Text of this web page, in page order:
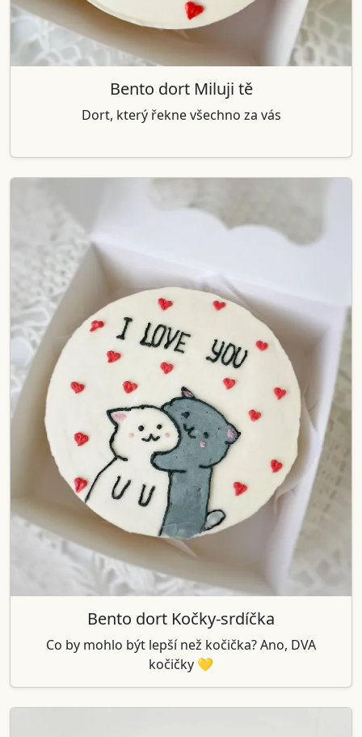
Bento dort Miluji tě
Dort, který řekne všechno za vás
Bento dort Kočky-srdíčka
Co by mohlo být lepší než kočička? Ano, DVA
kočičky 💛